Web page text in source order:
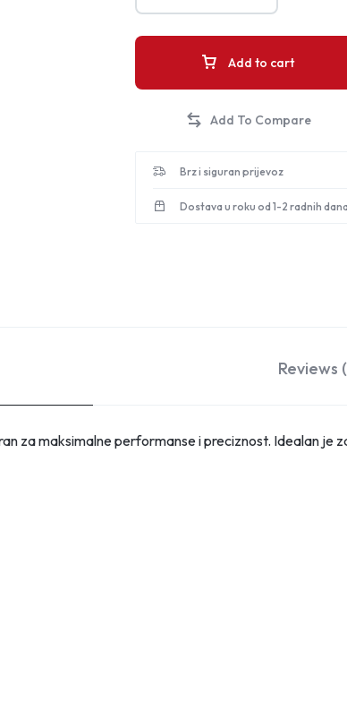
Add to cart
Brz i siguran prijevoz
Dostava u roku od 1-2 radnih dana
Reviews
za maksimalne performanse i preciznost. Idealan je